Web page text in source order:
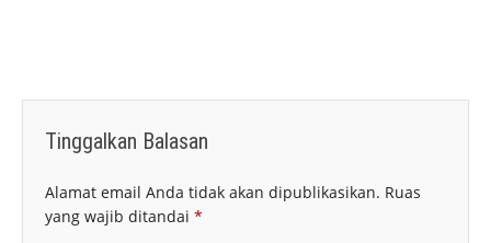
Tinggalkan Balasan
Alamat email Anda tidak akan dipublikasikan. Ruas
yang wajib ditandai *